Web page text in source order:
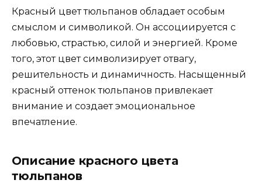
Красный цвет тюльпанов обладает особым
смыслом и символикой. Он ассоциируется с
любовью, страстью, силой и энергией. Кроме
того, этот цвет символизирует отвагу,
решительность и динамичность. Насыщенный
красный оттенок тюльпанов привлекает
внимание и создает эмоциональное
впечатление.
Описание красного цвета
тюльпанов